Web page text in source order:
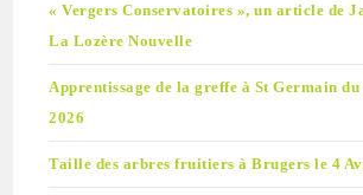
« Vergers Conservatoires », un article de
La Lozère Nouvelle
Apprentissage de la greffe à St Germain
2026
Taille des arbres fruitiers à Brugers le 4